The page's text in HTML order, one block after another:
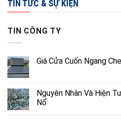
TIN TỨC & SỰ KIỆN
TIN CÔNG TY
Giá Cửa Cuốn Ngang
Nguyên Nhân Và Hiện
Nổ